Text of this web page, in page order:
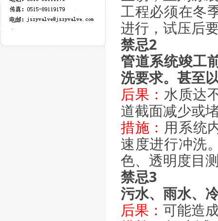
工程必须在冬
进行，试压后
禁忌2
管道系统竣工
洗要求。甚至
后果：水质达
道截面减少或
措施： 用系统
速度进行冲洗
色、透明度目
禁忌3
污水、雨水、
后果： 可能造